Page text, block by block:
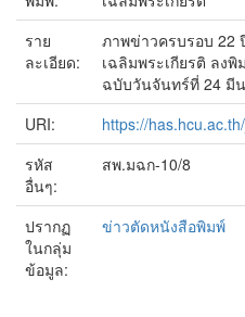
ราย
ละเอียด:
ภาพข่าวครบรอบ 22
เฉลิมพระเกียรติ ลง
ฉบับวันจันทร์ที่ 24 มี
URI:
https://
รหัส
อื่นๆ:
สพ.มฉก-10/8
ปรากฏ
ในกลุ่ม
ข้อมูล:
ข่าวตัดหนังสือพิมพ์